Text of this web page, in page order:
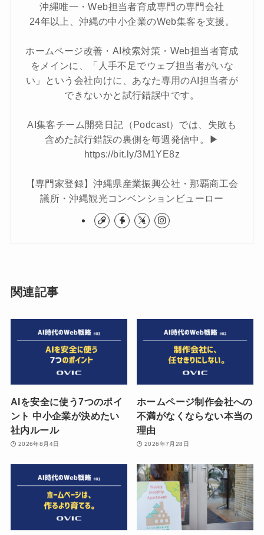
沖縄唯一・Web担当者育成専門の専門会社
24年以上、沖縄の中小企業のWeb集客を支援。
ホームページ改善・AI検索対策・Web担当者育成
をメインに、「人手不足でウェブ担当者がいな
い」という会社向けに、あなた専用のAI担当者が
できないかと試行錯誤中です。
AI集客チーム開発日記（Podcast）では、失敗も
含めた試行錯誤の裏側を毎週発信中。▶︎
https://bit.ly/3M1YE8z
【専門家登録】沖縄県産業振興公社・那覇商工会
議所・沖縄観光コンベンションビューロー
関連記事
AIを安全に使う7つのポイ
ント 中小企業が決めたい
社内ルール
2026年8月4日
ホームページ制作会社への
不満がなくならない本当の
理由
2026年7月28日